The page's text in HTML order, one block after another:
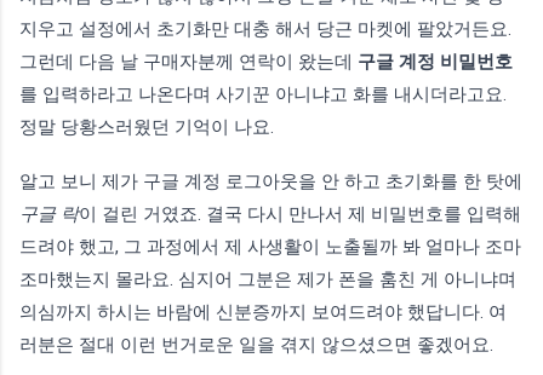
지우고 설정에서 초기화만 대충 해서 당근 마켓에 팔았거든요.
그런데 다음 날 구매자분께 연락이 왔는데 구글 계정 비밀번호
를 입력하라고 나온다며 사기꾼 아니냐고 화를 내시더라고요.
정말 당황스러웠던 기억이 나요.
알고 보니 제가 구글 계정 로그아웃을 안 하고 초기화를 한 탓에
구글 락이 걸린 거였죠. 결국 다시 만나서 제 비밀번호를 입력해
드려야 했고, 그 과정에서 제 사생활이 노출될까 봐 얼마나 조마
조마했는지 몰라요. 심지어 그분은 제가 폰을 훔친 게 아니냐며
의심까지 하시는 바람에 신분증까지 보여드려야 했답니다. 여
러분은 절대 이런 번거로운 일을 겪지 않으셨으면 좋겠어요.